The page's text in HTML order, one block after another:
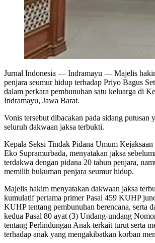
Jurnal Indonesia — Indramayu — Majelis
penjara seumur hidup terhadap Priyo Bagus
dalam perkara pembunuhan satu keluarga di
Indramayu, Jawa Barat.
Vonis tersebut dibacakan pada sidang putusan
seluruh dakwaan jaksa terbukti.
Kepala Seksi Tindak Pidana Umum
Eko Supramurbada, menyatakan jaksa
terdakwa dengan pidana 20 tahun penjara,
memilih hukuman penjara seumur hidup.
Majelis hakim menyatakan dakwaan jaksa
kumulatif pertama primer Pasal 459 KUHP
KUHP tentang pembunuhan berencana, serta
kedua Pasal 80 ayat (3) Undang-undang
tentang Perlindungan Anak terkait turut serta
terhadap anak yang mengakibatkan korban